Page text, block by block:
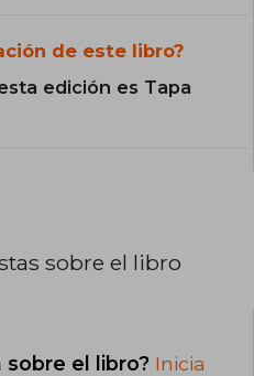
de este libro?
edición es Tapa
sobre el libro
sobre el libro? Inicia